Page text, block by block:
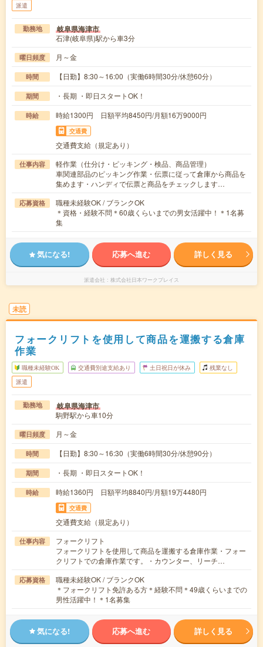
派遣
勤務地 岐阜県海津市
石津(岐阜県)駅から車3分
曜日頻度 月～金
時間 【日勤】8:30～16:00（実働6時間30分/休憩60分）
期間 ・長期 ・即日スタートOK！
時給 時給1300円 日額平均8450円/月額16万9000円
交通費
交通費支給（規定あり）
仕事内容
軽作業（仕分け・ピッキング・検品、商品管理）
車関連部品のピッキング作業・伝票に従って倉庫から商品を
集めます・ハンディで伝票と商品をチェックします…
応募資格
職種未経験OK / ブランクOK
＊資格・経験不問＊60歳くらいまでの男女活躍中！＊1名募
集
気になる! 応募へ進む 詳しく見る
派遣会社 株式会社日本ワークプレイス
未読
フォークリフトを使用して商品を運搬する倉庫
作業
職種未経験OK 交通費別途支給あり 土日祝日が休み 残業なし
派遣
勤務地 岐阜県海津市
駒野駅から車10分
曜日頻度 月～金
時間 【日勤】8:30～16:30（実働6時間30分/休憩90分）
期間 ・長期 ・即日スタートOK！
時給 時給1360円 日額平均8840円/月額19万4480円
交通費
交通費支給（規定あり）
仕事内容
フォークリフト
フォークリフトを使用して商品を運搬する倉庫作業・フォー
クリフトでの倉庫作業です。・カウンター、リーチ…
応募資格
職種未経験OK / ブランクOK
＊フォークリフト免許ある方＊経験不問＊49歳くらいまでの
男性活躍中！＊1名募集
気になる! 応募へ進む 詳しく見る